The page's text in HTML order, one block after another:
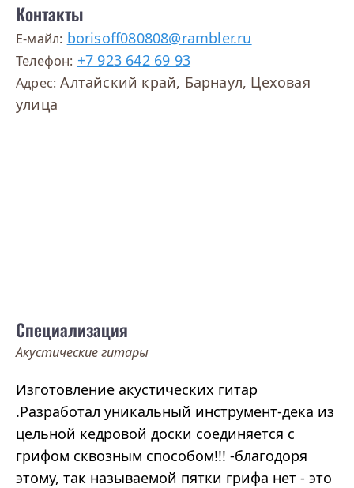
Контакты
E-майл: borisoff080808@rambler.ru
Телефон: +7 923 642 69 93
Адрес: Алтайский край, Барнаул, Цеховая
улица
Специализация
Акустические гитары
Изготовление акустических гитар
.Разработал уникальный инструмент-дека из
цельной кедровой доски соединяется с
грифом сквозным способом!!! -благодоря
этому, так называемой пятки грифа нет - это